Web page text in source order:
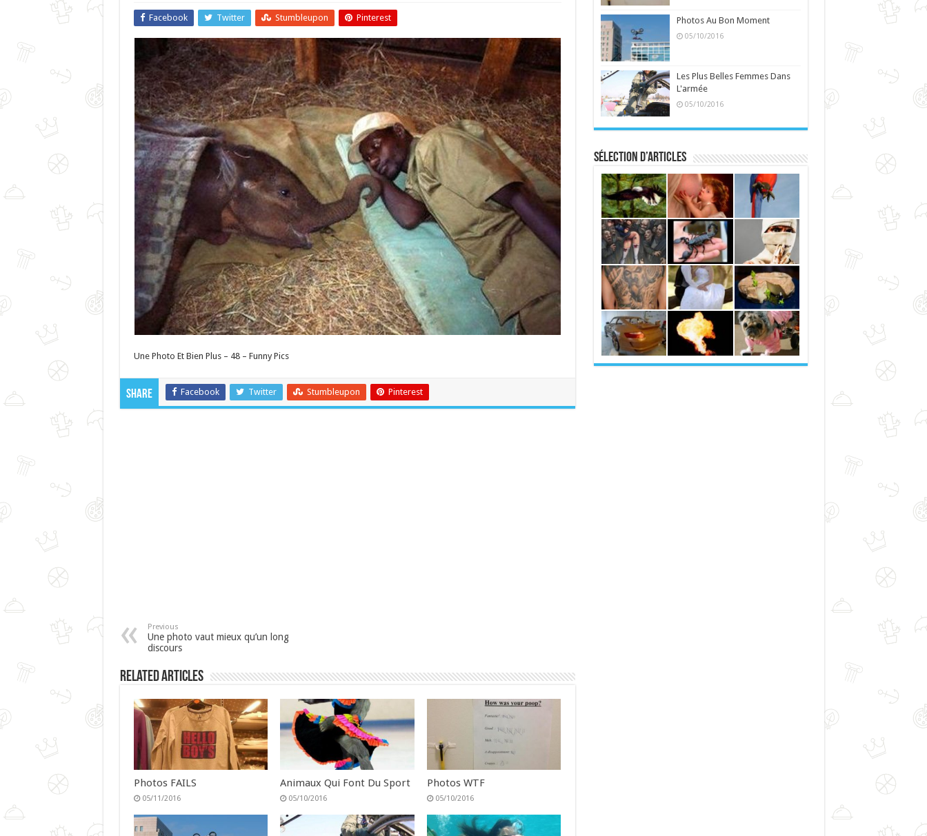
Facebook Twitter Stumbleupon Pinterest
Une Photo Et Bien Plus – 48 – Funny Pics
Share Facebook Twitter Stumbleupon Pinterest
Previous
Une photo vaut mieux qu’un long
discours
Related Articles
Photos FAILS
05/11/2016
Animaux Qui Font Du Sport
05/10/2016
Photos WTF
05/10/2016
Photos Au Bon Moment
05/10/2016
Les Plus Belles Femmes Dans
L'armée
05/10/2016
Sélection d’articles